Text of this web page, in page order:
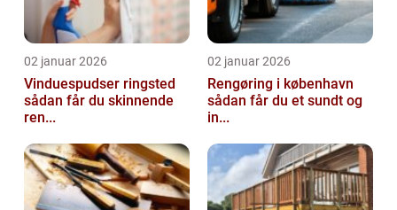
02 januar 2026
Vinduespudser ringsted
sådan får du skinnende
ren...
02 januar 2026
Rengøring i københavn
sådan får du et sundt og
in...